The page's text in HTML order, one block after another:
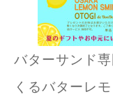
バターサンド
くるバターレモ